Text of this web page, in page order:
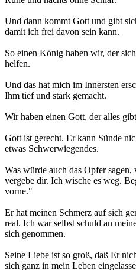
Und dann kommt Gott und gibt
damit ich frei davon sein kann.
So einen König haben wir, der
helfen.
Und das hat mich im Innersten
Ihm tief und stark gemacht.
Wir haben einen Gott, der alles
Gott ist gerecht. Er kann Sünde
etwas Schwerwiegendes.
Was würde auch das Opfer
vergebe dir. Ich wische es weg.
vorne."
Er hat meinen Schmerz auf sich
real. Ich war selbst schuld an
sich genommen.
Seine Liebe ist so groß, daß Er
sich ganz in mein Leben